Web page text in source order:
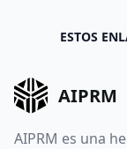
ESTOS
AIPRM
AIPRM es una